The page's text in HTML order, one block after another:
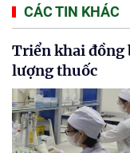
CÁC TIN KHÁC
Triển khai đồng
lượng thuốc